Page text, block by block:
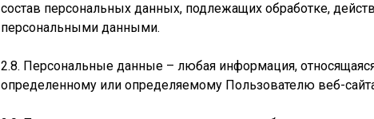
состав персональных данных, подлежащих обработке,
персональными данными.
2.8. Персональные данные – любая информация,
определенному или определяемому Пользователю веб-